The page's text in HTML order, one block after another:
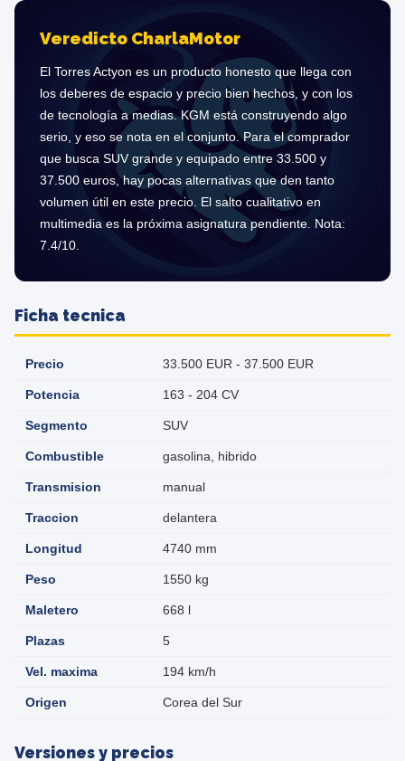
Veredicto CharlaMotor
El Torres Actyon es un producto honesto que llega con
los deberes de espacio y precio bien hechos, y con los
de tecnología a medias. KGM está construyendo algo
serio, y eso se nota en el conjunto. Para el comprador
que busca SUV grande y equipado entre 33.500 y
37.500 euros, hay pocas alternativas que den tanto
volumen útil en este precio. El salto cualitativo en
multimedia es la próxima asignatura pendiente. Nota:
7.4/10.
Ficha tecnica
Precio 33.500 EUR - 37.500 EUR
Potencia 163 - 204 CV
Segmento SUV
Combustible gasolina, hibrido
Transmision manual
Traccion delantera
Longitud 4740 mm
Peso 1550 kg
Maletero 668 l
Plazas 5
Vel. maxima 194 km/h
Origen Corea del Sur
Versiones y precios